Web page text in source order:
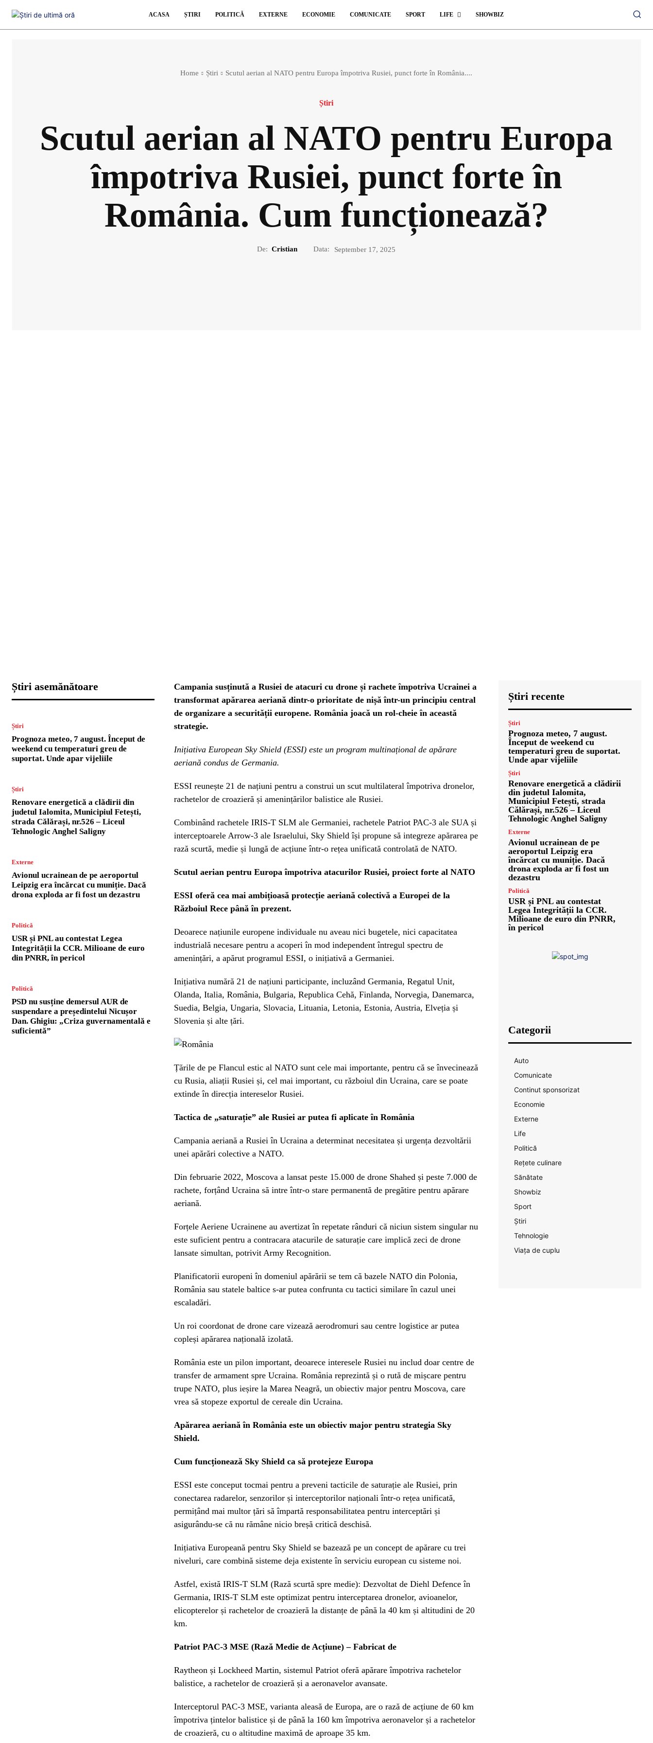
ACASA ȘTIRI POLITICĂ EXTERNE ECONOMIE COMUNICATE SPORT LIFE SHOWBIZ
Home Știri Scutul aerian al NATO pentru Europa împotriva Rusiei, punct forte în România....
Știri
Scutul aerian al NATO pentru Europa
împotriva Rusiei, punct forte în
România. Cum funcționează?
De: Cristian Data: September 17, 2025
Știri asemănătoare
Știri
Prognoza meteo, 7 august. Început de
weekend cu temperaturi greu de
suportat. Unde apar vijeliile
Știri
Renovare energetică a clădirii din
judetul Ialomita, Municipiul Fetești,
strada Călărași, nr.526 – Liceul
Tehnologic Anghel Saligny
Externe
Avionul ucrainean de pe aeroportul
Leipzig era încărcat cu muniție. Dacă
drona exploda ar fi fost un dezastru
Politică
USR și PNL au contestat Legea
Integrității la CCR. Milioane de euro
din PNRR, în pericol
Politică
PSD nu susține demersul AUR de
suspendare a președintelui Nicușor
Dan. Ghigiu: „Criza guvernamentală e
suficientă”
Campania susținută a Rusiei de atacuri cu drone și rachete împotriva Ucrainei a
transformat apărarea aeriană dintr-o prioritate de nișă într-un principiu central
de organizare a securității europene. România joacă un rol-cheie în această
strategie.
Inițiativa European Sky Shield (ESSI) este un program multinațional de apărare
aeriană condus de Germania.
ESSI reunește 21 de națiuni pentru a construi un scut multilateral împotriva dronelor,
rachetelor de croazieră și amenințărilor balistice ale Rusiei.
Combinând rachetele IRIS-T SLM ale Germaniei, rachetele Patriot PAC-3 ale SUA și
interceptoarele Arrow-3 ale Israelului, Sky Shield își propune să integreze apărarea pe
rază scurtă, medie și lungă de acțiune într-o rețea unificată controlată de NATO.
Scutul aerian pentru Europa împotriva atacurilor Rusiei, proiect forte al NATO
ESSI oferă cea mai ambițioasă protecție aeriană colectivă a Europei de la
Războiul Rece până în prezent.
Deoarece națiunile europene individuale nu aveau nici bugetele, nici capacitatea
industrială necesare pentru a acoperi în mod independent întregul spectru de
amenințări, a apărut programul ESSI, o inițiativă a Germaniei.
Inițiativa numără 21 de națiuni participante, incluzând Germania, Regatul Unit,
Olanda, Italia, România, Bulgaria, Republica Cehă, Finlanda, Norvegia, Danemarca,
Suedia, Belgia, Ungaria, Slovacia, Lituania, Letonia, Estonia, Austria, Elveția și
Slovenia și alte țări.
Țările de pe Flancul estic al NATO sunt cele mai importante, pentru că se învecinează
cu Rusia, aliații Rusiei și, cel mai important, cu războiul din Ucraina, care se poate
extinde în direcția intereselor Rusiei.
Tactica de „saturație” ale Rusiei ar putea fi aplicate în România
Campania aeriană a Rusiei în Ucraina a determinat necesitatea și urgența dezvoltării
unei apărări colective a NATO.
Din februarie 2022, Moscova a lansat peste 15.000 de drone Shahed și peste 7.000 de
rachete, forțând Ucraina să intre într-o stare permanentă de pregătire pentru apărare
aeriană.
Forțele Aeriene Ucrainene au avertizat în repetate rânduri că niciun sistem singular nu
este suficient pentru a contracara atacurile de saturație care implică zeci de drone
lansate simultan, potrivit Army Recognition.
Planificatorii europeni în domeniul apărării se tem că bazele NATO din Polonia,
România sau statele baltice s-ar putea confrunta cu tactici similare în cazul unei
escaladări.
Un roi coordonat de drone care vizează aerodromuri sau centre logistice ar putea
copleși apărarea națională izolată.
România este un pilon important, deoarece interesele Rusiei nu includ doar centre de
transfer de armament spre Ucraina. România reprezintă și o rută de mișcare pentru
trupe NATO, plus ieșire la Marea Neagră, un obiectiv major pentru Moscova, care
vrea să stopeze exportul de cereale din Ucraina.
Apărarea aeriană în România este un obiectiv major pentru strategia Sky
Shield.
Cum funcționează Sky Shield ca să protejeze Europa
ESSI este conceput tocmai pentru a preveni tacticile de saturație ale Rusiei, prin
conectarea radarelor, senzorilor și interceptorilor naționali într-o rețea unificată,
permițând mai multor țări să împartă responsabilitatea pentru interceptări și
asigurându-se că nu rămâne nicio breșă critică deschisă.
Inițiativa Europeană pentru Sky Shield se bazează pe un concept de apărare cu trei
niveluri, care combină sisteme deja existente în serviciu european cu sisteme noi.
Astfel, există IRIS-T SLM (Rază scurtă spre medie): Dezvoltat de Diehl Defence în
Germania, IRIS-T SLM este optimizat pentru interceptarea dronelor, avioanelor,
elicopterelor și rachetelor de croazieră la distanțe de până la 40 km și altitudini de 20
km.
Patriot PAC-3 MSE (Rază Medie de Acțiune) – Fabricat de
Raytheon și Lockheed Martin, sistemul Patriot oferă apărare împotriva rachetelor
balistice, a rachetelor de croazieră și a aeronavelor avansate.
Interceptorul PAC-3 MSE, varianta aleasă de Europa, are o rază de acțiune de 60 km
împotriva țintelor balistice și de până la 160 km împotriva aeronavelor și a rachetelor
de croazieră, cu o altitudine maximă de aproape 35 km.
Știri recente
Știri
Prognoza meteo, 7 august.
Început de weekend cu
temperaturi greu de suportat.
Unde apar vijeliile
Știri
Renovare energetică a clădirii
din judetul Ialomita,
Municipiul Fetești, strada
Călărași, nr.526 – Liceul
Tehnologic Anghel Saligny
Externe
Avionul ucrainean de pe
aeroportul Leipzig era
încărcat cu muniție. Dacă
drona exploda ar fi fost un
dezastru
Politică
USR și PNL au contestat
Legea Integrității la CCR.
Milioane de euro din PNRR,
în pericol
Categorii
Auto
Comunicate
Continut sponsorizat
Economie
Externe
Life
Politică
Rețete culinare
Sănătate
Showbiz
Sport
Știri
Tehnologie
Viața de cuplu